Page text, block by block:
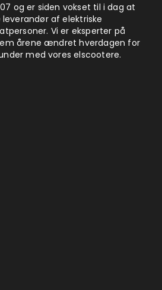
og er siden vokset til i dag at
af elektriske
Vi er eksperter på
årene ændret hverdagen for
med vores elscootere.